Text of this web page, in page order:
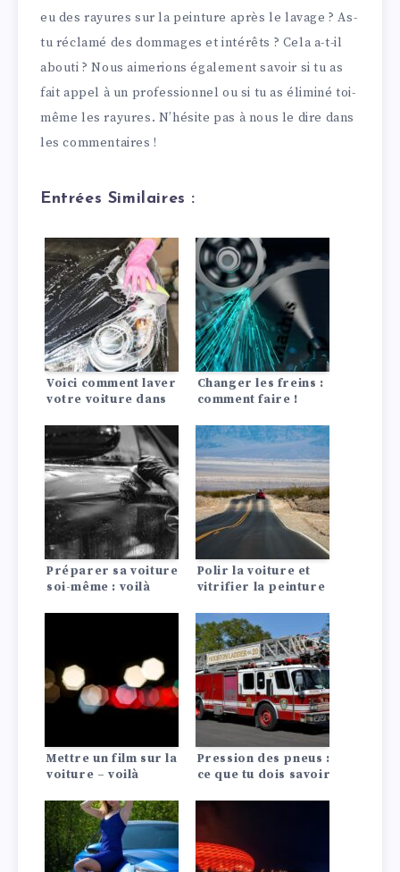
eu des rayures sur la peinture après le lavage ? As-
tu réclamé des dommages et intérêts ? Cela a-t-il
abouti ? Nous aimerions également savoir si tu as
fait appel à un professionnel ou si tu as éliminé toi-
même les rayures. N’hésite pas à nous le dire dans
les commentaires !
Entrées Similaires :
Voici comment laver
votre voiture dans
lavage.
Changer les freins :
comment faire !
Préparer sa voiture
soi-même : voilà
Polir la voiture et
vitrifier la peinture
Mettre un film sur la
voiture – voilà
Pression des pneus :
ce que tu dois savoir